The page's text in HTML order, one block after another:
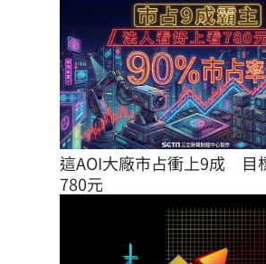
這AOI大廠市占衝上9成　目
780元